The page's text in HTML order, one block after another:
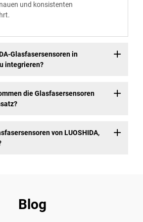
und konsistenten
Glasfasersensoren in
integrieren?
die Glasfasersensoren
von LUOSHIDA,
Blog